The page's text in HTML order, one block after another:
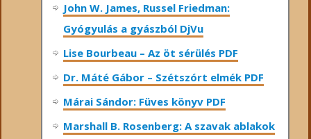
John W. James, Russel Friedman:
Gyógyulás a gyászból DjVu
Lise Bourbeau – Az öt sérülés PDF
Dr. Máté Gábor – Szétszórt elmék PDF
Márai Sándor: Füves könyv PDF
Marshall B. Rosenberg: A szavak ablakok